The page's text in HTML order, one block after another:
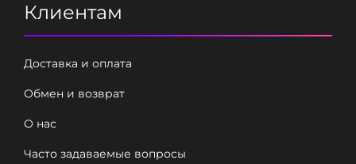
Клиентам
Доставка и оплата
Обмен и возврат
О нас
Часто задаваемые вопросы